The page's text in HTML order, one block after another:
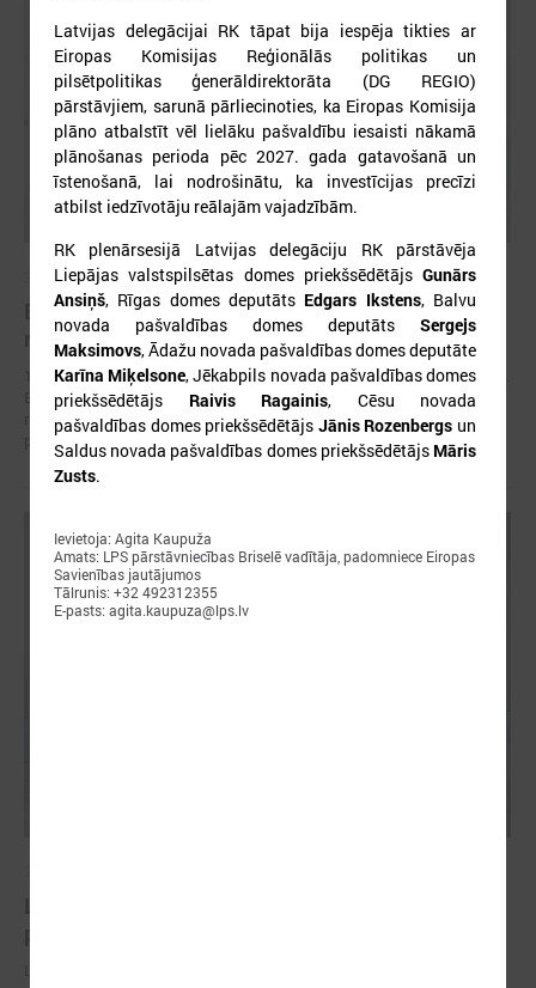
2026. gada 17. jūnijs
Eiropas pilsētu līderi Gimarainšā vienojas par
rīcību klimata noturības stiprināšanai
17. jūnijā Eiropas Zaļajā galvaspilsētā Gimarainšā (Portugālē) sākās 13.
Eiropas Pilsētu noturības forums (EURESFO 2026), kas pulcē vairāk
nekā 400 pašvaldību vadītājus, pilsētplānotājus, klimata ekspertus un
politikas veidotājus no visas Eiropas.
Latvijas delegācijai RK tāpat bija iespēja tikties ar
Eiropas Komisijas Reģionālās politikas un
pilsētpolitikas ģenerāldirektorāta (DG REGIO)
pārstāvjiem, sarunā pārliecinoties, ka Eiropas Komisija
plāno atbalstīt vēl lielāku pašvaldību iesaisti nākamā
plānošanas perioda pēc 2027. gada gatavošanā un
īstenošanā, lai nodrošinātu, ka investīcijas precīzi
atbilst iedzīvotāju reālajām vajadzībām.
RK plenārsesijā Latvijas delegāciju RK pārstāvēja
Liepājas valstspilsētas domes priekšsēdētājs Gunārs
Ansiņš, Rīgas domes deputāts Edgars Ikstens, Balvu
novada pašvaldības domes deputāts Sergejs
Maksimovs, Ādažu novada pašvaldības domes deputāte
Karīna Miķelsone, Jēkabpils novada pašvaldības domes
priekšsēdētājs Raivis Ragainis, Cēsu novada
pašvaldības domes priekšsēdētājs Jānis Rozenbergs un
Saldus novada pašvaldības domes priekšsēdētājs Māris
Zusts.
Ievietoja: Agita Kaupuža
Amats: LPS pārstāvniecības Briselē vadītāja, padomniece Eiropas
Savienības jautājumos
Tālrunis: +32 492312355
E-pasts: agita.kaupuza@lps.lv